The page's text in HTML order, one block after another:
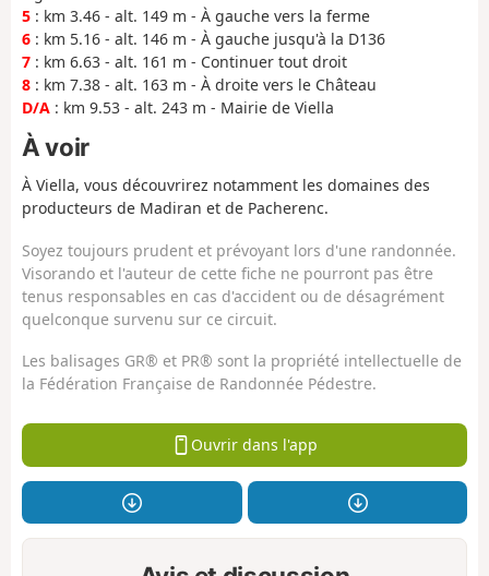
5 : km 3.46 - alt. 149 m - À gauche vers la ferme
6 : km 5.16 - alt. 146 m - À gauche jusqu'à la D136
7 : km 6.63 - alt. 161 m - Continuer tout droit
8 : km 7.38 - alt. 163 m - À droite vers le Château
D/A : km 9.53 - alt. 243 m - Mairie de Viella
À voir
À Viella, vous découvrirez notamment les domaines des
producteurs de Madiran et de Pacherenc.
Soyez toujours prudent et prévoyant lors d'une randonnée.
Visorando et l'auteur de cette fiche ne pourront pas être
tenus responsables en cas d'accident ou de désagrément
quelconque survenu sur ce circuit.
Les balisages GR® et PR® sont la propriété intellectuelle de
la Fédération Française de Randonnée Pédestre.
Ouvrir dans l'app